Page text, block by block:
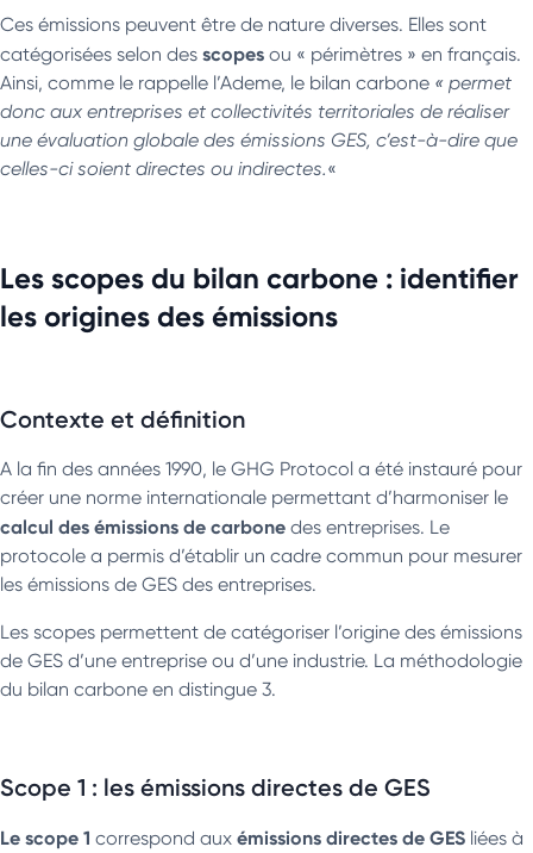
Ces émissions peuvent être de nature diverses. Elles sont
catégorisées selon des scopes ou « périmètres » en français.
Ainsi, comme le rappelle l’Ademe, le bilan carbone « permet
donc aux entreprises et collectivités territoriales de réaliser
une évaluation globale des émissions GES, c’est-à-dire que
celles-ci soient directes ou indirectes.«
Les scopes du bilan carbone : identifier
les origines des émissions
Contexte et définition
A la fin des années 1990, le GHG Protocol a été instauré pour
créer une norme internationale permettant d’harmoniser le
calcul des émissions de carbone des entreprises. Le
protocole a permis d’établir un cadre commun pour mesurer
les émissions de GES des entreprises.
Les scopes permettent de catégoriser l’origine des émissions
de GES d’une entreprise ou d’une industrie. La méthodologie
du bilan carbone en distingue 3.
Scope 1 : les émissions directes de GES
Le scope 1 correspond aux émissions directes de GES liées à